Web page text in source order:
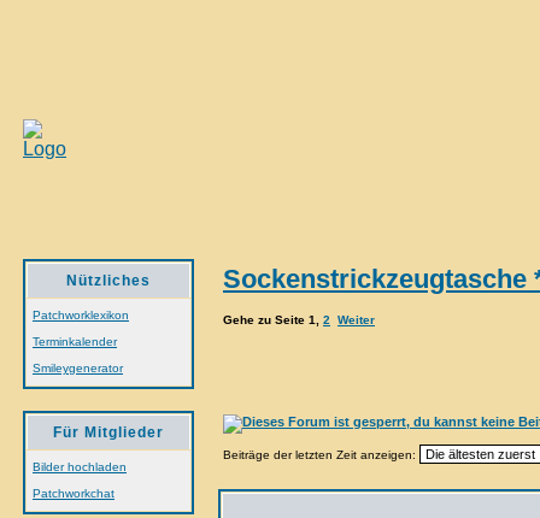
Nützliches
Patchworklexikon
Terminkalender
Smileygenerator
Für Mitglieder
Bilder hochladen
Patchworkchat
Sockenstrickzeugtasche
Gehe zu Seite 1 2 Weiter
Beiträge der letzten Zeit anzeigen: